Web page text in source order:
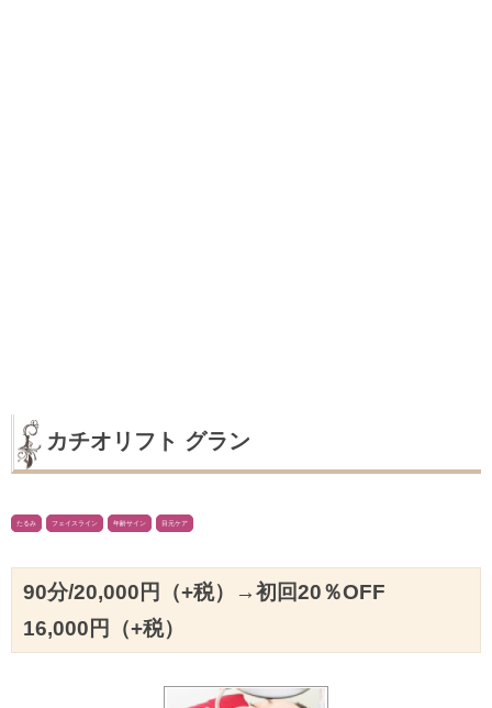
カチオリフト グラン
たるみ フェイスライン 年齢サイン 目元ケア
90分/20,000円（+税）→初回20％OFF
16,000円（+税）